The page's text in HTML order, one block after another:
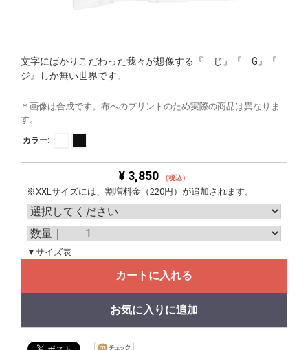
文字にばかりこだわった我々が想像する『 じ』『 G』『
ジ』しか無い世界です。
＊画像は合成です。布へのプリントのため実際の商品は異なりま
す。
カラー:
¥ 3,850 （税込）
※XXLサイズには、割増料金（220円）が追加されます。
▼サイズ表
カートに入れる
お気に入りに追加